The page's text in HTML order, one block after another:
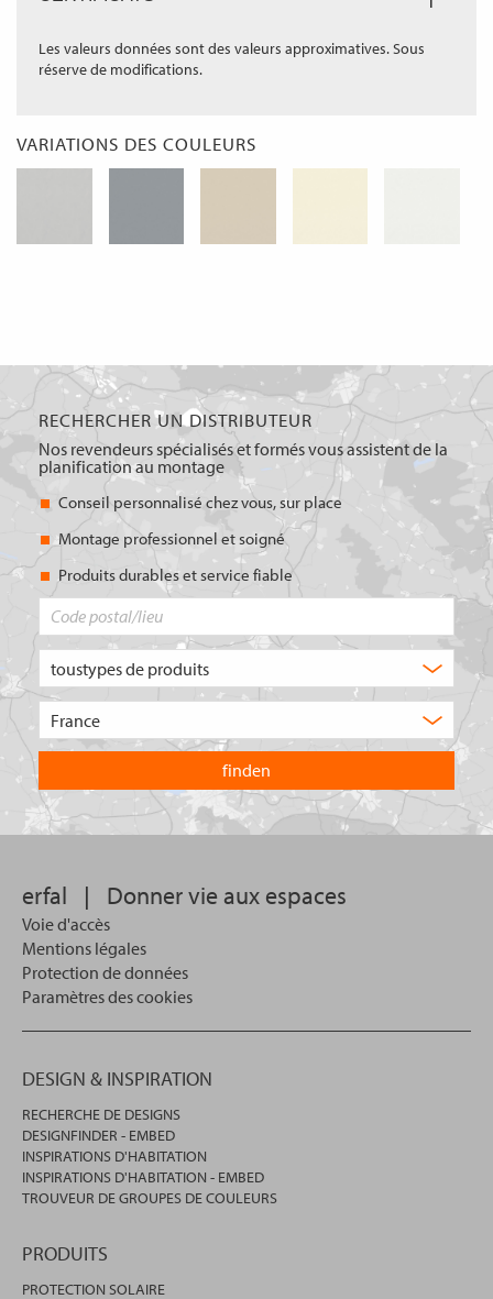
Les valeurs données sont des valeurs approximatives. Sous
réserve de modifications.
VARIATIONS DES COULEURS
RECHERCHER UN DISTRIBUTEUR
Nos revendeurs spécialisés et formés vous assistent de la
planification au montage
Conseil personnalisé chez vous, sur place
Montage professionnel et soigné
Produits durables et service fiable
de
recherchez-
vous
?
pays
dans
lequel
vous
souhaitez
recherche.
erfal | Donner vie aux espaces
Voie d'accès
Mentions légales
Protection de données
Paramètres des cookies
DESIGN & INSPIRATION
RECHERCHE DE DESIGNS
DESIGNFINDER - EMBED
INSPIRATIONS D'HABITATION
INSPIRATIONS D'HABITATION - EMBED
TROUVEUR DE GROUPES DE COULEURS
PRODUITS
PROTECTION SOLAIRE